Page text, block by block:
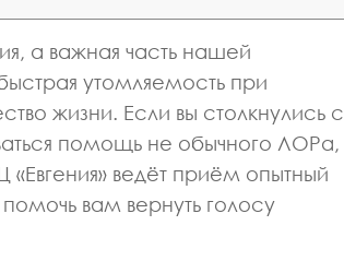
а важная часть нашей
утомляемость при
жизни. Если вы столкнулись с
помощь не обычного ЛОРа,
ведёт приём опытный
вам вернуть голосу